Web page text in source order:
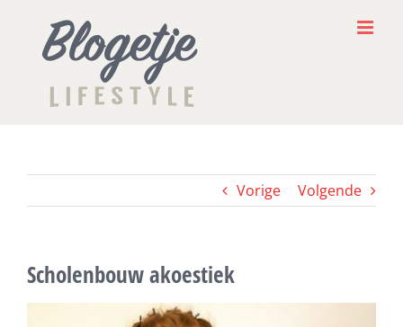
Vorige Volgende
Scholenbouw akoestiek